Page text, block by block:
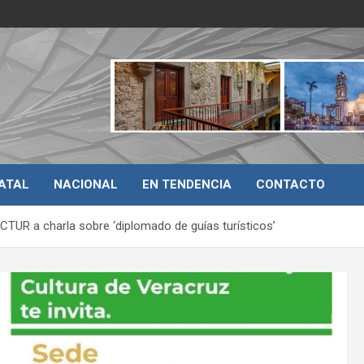
NACIONAL EN TENDENCIA CONTACTO
a charla sobre ‘diplomado de guías turísticos’